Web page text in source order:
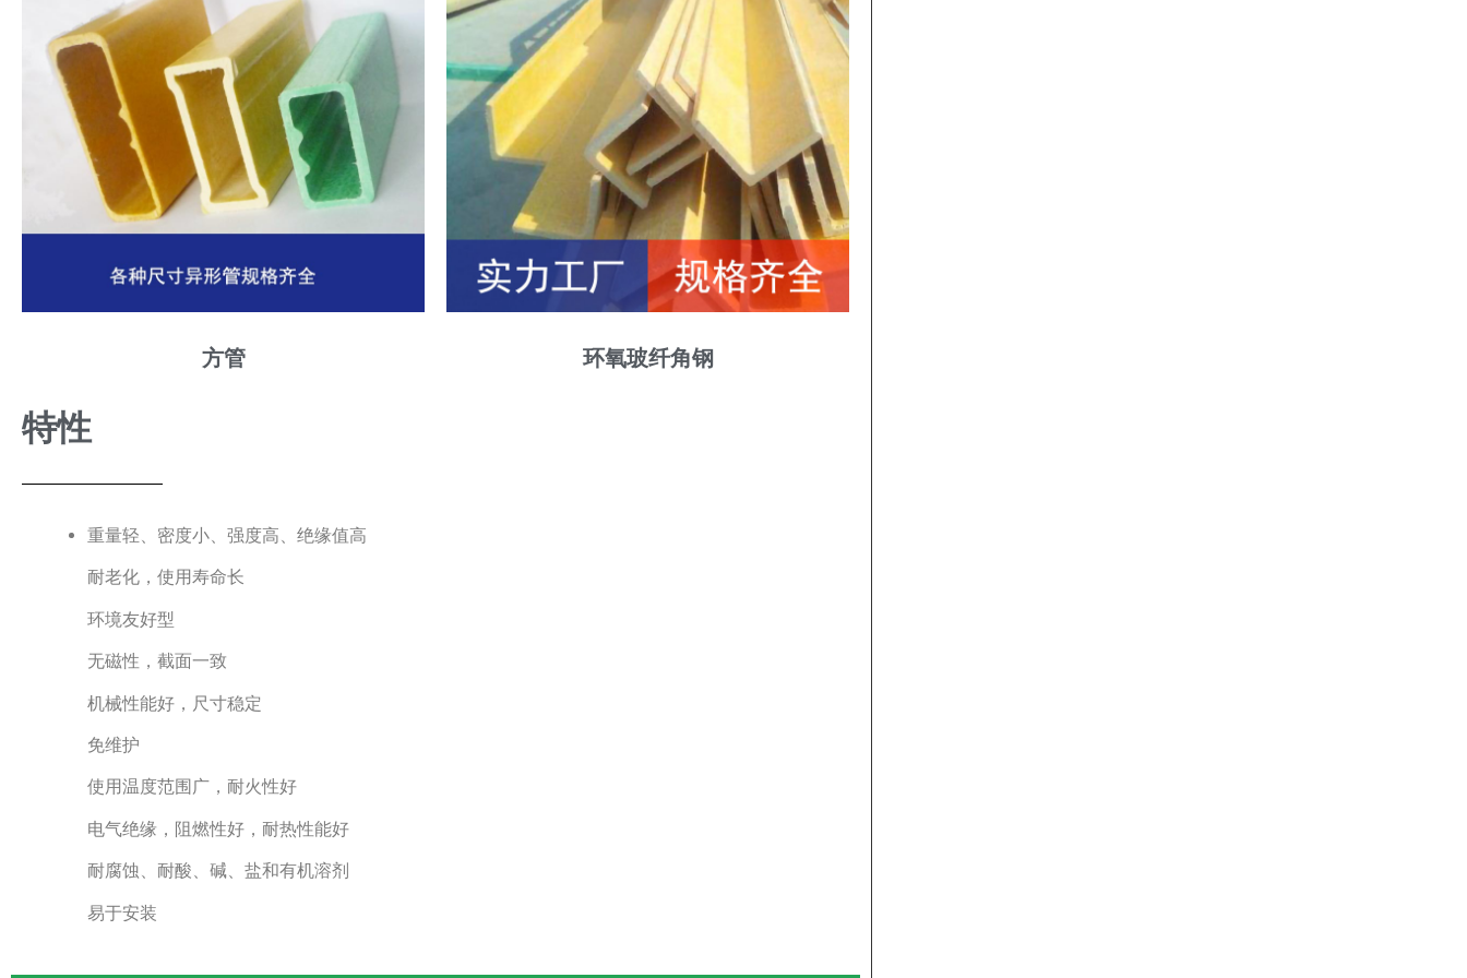
方管 环氧玻纤角钢
特性
重量轻、密度小、强度高、绝缘值高
耐老化，使用寿命长
环境友好型
无磁性，截面一致
机械性能好，尺寸稳定
免维护
使用温度范围广，耐火性好
电气绝缘，阻燃性好，耐热性能好
耐腐蚀、耐酸、碱、盐和有机溶剂
易于安装